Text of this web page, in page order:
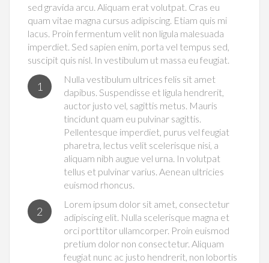
sed gravida arcu. Aliquam erat volutpat. Cras eu
quam vitae magna cursus adipiscing. Etiam quis mi
lacus. Proin fermentum velit non ligula malesuada
imperdiet. Sed sapien enim, porta vel tempus sed,
suscipit quis nisl. In vestibulum ut massa eu feugiat.
1
Nulla vestibulum ultrices felis sit amet
dapibus. Suspendisse et ligula hendrerit,
auctor justo vel, sagittis metus. Mauris
tincidunt quam eu pulvinar sagittis.
Pellentesque imperdiet, purus vel feugiat
pharetra, lectus velit scelerisque nisi, a
aliquam nibh augue vel urna. In volutpat
tellus et pulvinar varius. Aenean ultricies
euismod rhoncus.
2
Lorem ipsum dolor sit amet, consectetur
adipiscing elit. Nulla scelerisque magna et
orci porttitor ullamcorper. Proin euismod
pretium dolor non consectetur. Aliquam
feugiat nunc ac justo hendrerit, non lobortis